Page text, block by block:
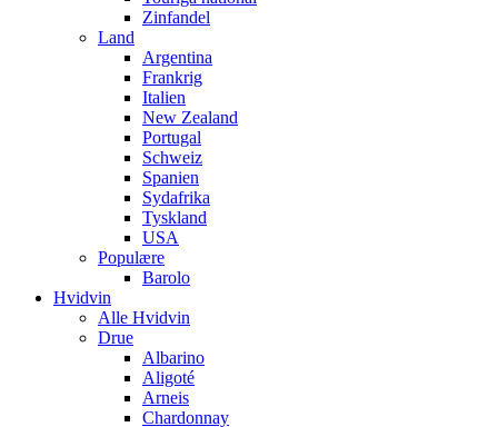
Zinfandel
Land
Argentina
Frankrig
Italien
New Zealand
Portugal
Schweiz
Spanien
Sydafrika
Tyskland
USA
Populære
Barolo
Hvidvin
Alle Hvidvin
Drue
Albarino
Aligoté
Arneis
Chardonnay